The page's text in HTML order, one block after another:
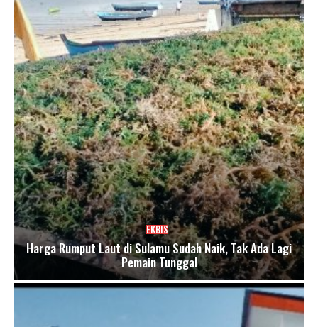
EKBIS
Harga Rumput Laut di Sulamu Sudah Naik, Tak Ada Lagi
Pemain Tunggal